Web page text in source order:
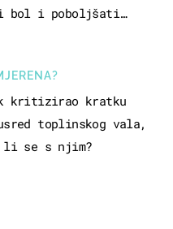
bol i poboljšati
kritizirao kratku
toplinskog vala,
li se s njim?